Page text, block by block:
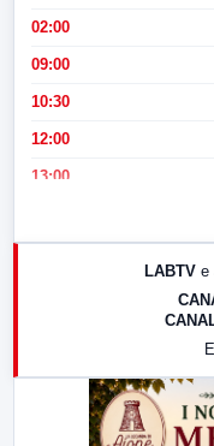
02:00
09:00
10:30
12:00
13:00
17:00
LABTV e